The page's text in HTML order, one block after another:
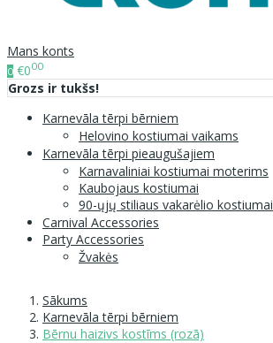
Mans konts
0 €000
Grozs ir tukšs!
Karnevāla tērpi bērniem
Helovino kostiumai vaikams
Karnevāla tērpi pieaugušajiem
Karnavaliniai kostiumai moterims
Kaubojaus kostiumai
90-ųjų stiliaus vakarėlio kostiumai
Carnival Accessories
Party Accessories
Žvakės
Sākums
Karnevāla tērpi bērniem
Bērnu haizivs kostīms (rozā)